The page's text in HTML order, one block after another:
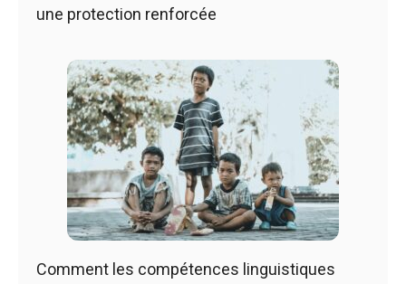
une protection renforcée
Comment les compétences linguistiques